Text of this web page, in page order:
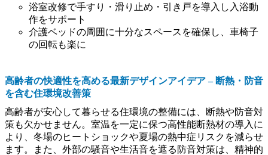
浴室改修で手すり・滑り止め・引き戸を導入し入浴動
作をサポート
介護ベッドの周囲に十分なスペースを確保し、車椅子
の回転も楽に
高齢者の快適性を高める最新デザインアイデア – 断熱・防音
を含む住環境改善策
高齢者が安心して暮らせる住環境の整備には、断熱や防音対
策も欠かせません。室温を一定に保つ高性能断熱材の導入に
より、冬場のヒートショックや夏場の熱中症リスクを減らせ
ます。また、外部の騒音や生活音を遮る防音対策は、精神的